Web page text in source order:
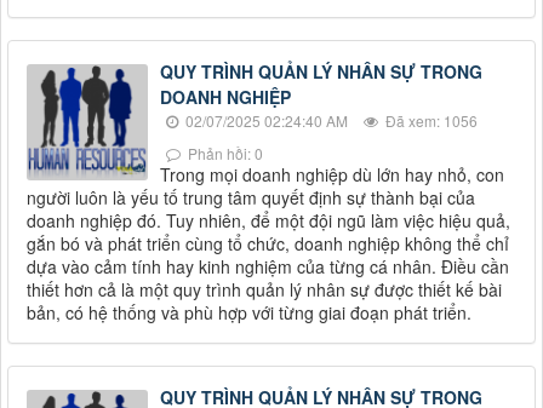
QUY TRÌNH QUẢN LÝ NHÂN SỰ TRONG
DOANH NGHIỆP
02/07/2025 02:24:40 AM
Đã xem: 1056
Phản hồi: 0
Trong mọi doanh nghiệp dù lớn hay nhỏ, con
người luôn là yếu tố trung tâm quyết định sự thành bại của
doanh nghiệp đó. Tuy nhiên, để một đội ngũ làm việc hiệu quả,
gắn bó và phát triển cùng tổ chức, doanh nghiệp không thể chỉ
dựa vào cảm tính hay kinh nghiệm của từng cá nhân. Điều cần
thiết hơn cả là một quy trình quản lý nhân sự được thiết kế bài
bản, có hệ thống và phù hợp với từng giai đoạn phát triển.
QUY TRÌNH QUẢN LÝ NHÂN SỰ TRONG